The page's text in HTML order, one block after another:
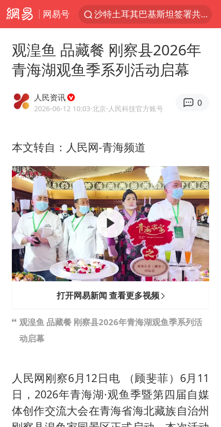
网易号
沙特土耳其巴基斯坦签署共同防务协议
全球首个长时储能一体化产业园量产
上海：台风白海豚或将带来龙卷风
胜宏科技：股票交易异常波动
中国女篮70-67险胜尼日利亚女篮
胡彦斌获《歌手2026》歌王
秋天的第一杯奶茶到底有多火
38岁演员求职万岁山NPC成功
国防部：中国军队坚决反制任何闹海挑衅图谋
我国外贸延续良好增长态势
夯实基础开新局
观湟鱼 品藏餐 刚察县2026年
青海湖观鱼季系列活动启幕
人民资讯
2026-06-12 10:03·北京·人民科技官方账号
0
本文转自：人民网-青海频道
打开网易新闻 查看更多视频
观湟鱼 品藏餐 刚察县2026年青海湖观鱼季系列活
动启幕
人民网刚察6月12日电 （顾斐菲）6月11
日，2026年青海湖·观鱼季暨第四届自媒
体创作交流大会在青海省海北藏族自治州